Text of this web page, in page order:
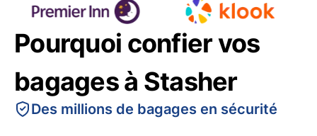
Pourquoi confier vos
bagages à Stasher
Des millions de bagages en sécurité